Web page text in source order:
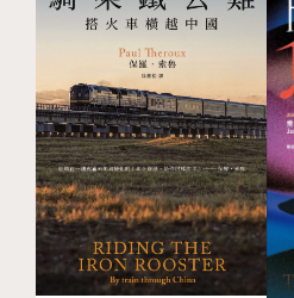
黃金時代。
▌愛情開講２：那些剪不斷
問世間，情為何物？是秦觀
朝朝暮暮」的永恆戀愛，還
索，錯、錯、錯」的今生不